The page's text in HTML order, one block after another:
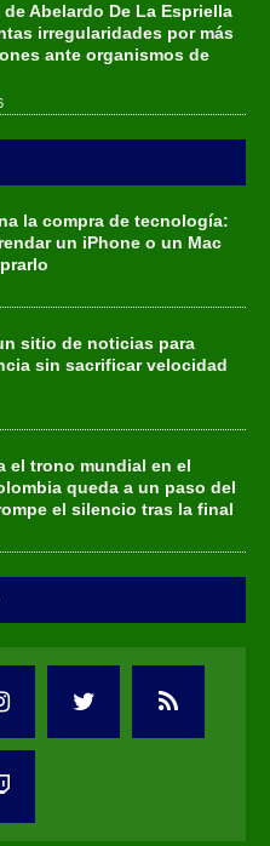
Abelardo De La Espriella
irregularidades por más
ante organismos de
la compra de tecnología:
un iPhone o un Mac
sitio de noticias para
sin sacrificar velocidad
el trono mundial en el
queda a un paso del
el silencio tras la final